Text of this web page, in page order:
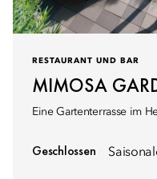
RESTAURANT UND BAR
MIMOSA
Eine Gartenterrasse im
Geschlossen